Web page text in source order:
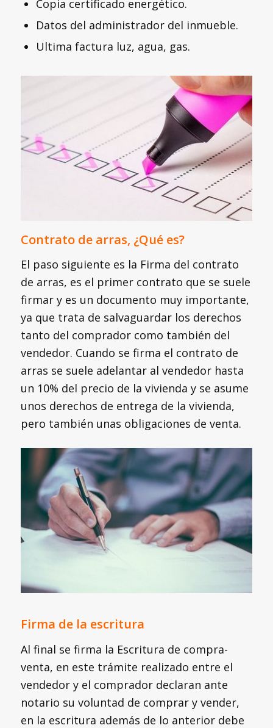
Copia certificado energético.
Datos del administrador del inmueble.
Ultima factura luz, agua, gas.
Contrato de arras, ¿Qué es?
El paso siguiente es la Firma del contrato
de arras, es el primer contrato que se suele
firmar y es un documento muy importante,
ya que trata de salvaguardar los derechos
tanto del comprador como también del
vendedor. Cuando se firma el contrato de
arras se suele adelantar al vendedor hasta
un 10% del precio de la vivienda y se asume
unos derechos de entrega de la vivienda,
pero también unas obligaciones de venta.
Firma de la escritura
Al final se firma la Escritura de compra-
venta, en este trámite realizado entre el
vendedor y el comprador declaran ante
notario su voluntad de comprar y vender,
en la escritura además de lo anterior debe